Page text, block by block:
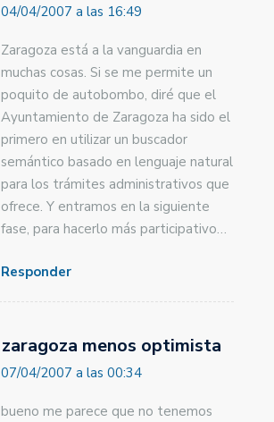
04/04/2007 a las 16:49
Zaragoza está a la vanguardia en
muchas cosas. Si se me permite un
poquito de autobombo, diré que el
Ayuntamiento de Zaragoza ha sido el
primero en utilizar un buscador
semántico basado en lenguaje natural
para los trámites administrativos que
ofrece. Y entramos en la siguiente
fase, para hacerlo más participativo…
Responder
zaragoza menos optimista
07/04/2007 a las 00:34
bueno me parece que no tenemos